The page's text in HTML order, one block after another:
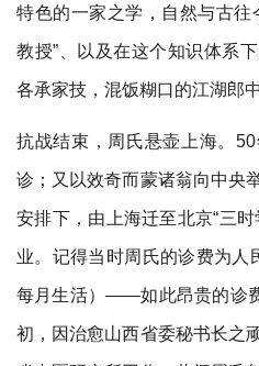
特色的一家之学，自然与古往
教授”、以及在这个知识体系
各承家技，混饭糊口的江湖郎中
抗战结束，周氏悬壶上海。
诊；又以效奇而蒙诸翁向中央
安排下，由上海迁至北京“三
业。记得当时周氏的诊费为人
每月生活）——如此昂贵的诊
初，因治愈山西省委秘书长之